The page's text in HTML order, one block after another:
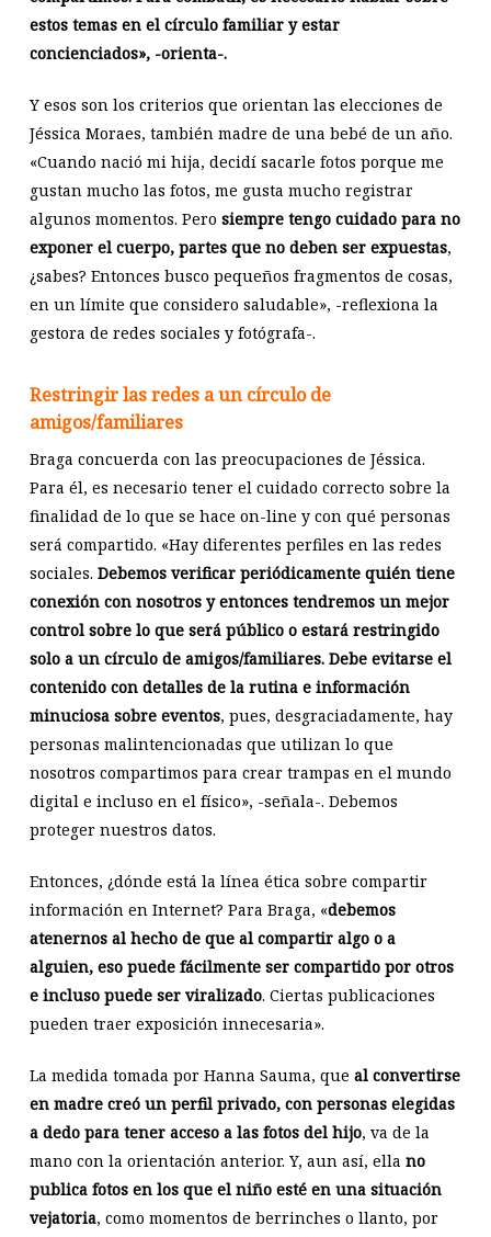
estos temas en el círculo familiar y estar
concienciados», -orienta-.
Y esos son los criterios que orientan las elecciones de
Jéssica Moraes, también madre de una bebé de un año.
«Cuando nació mi hija, decidí sacarle fotos porque me
gustan mucho las fotos, me gusta mucho registrar
algunos momentos. Pero siempre tengo cuidado para no
exponer el cuerpo, partes que no deben ser expuestas,
¿sabes? Entonces busco pequeños fragmentos de cosas,
en un límite que considero saludable», -reflexiona la
gestora de redes sociales y fotógrafa-.
Restringir las redes a un círculo de
amigos/familiares
Braga concuerda con las preocupaciones de Jéssica.
Para él, es necesario tener el cuidado correcto sobre la
finalidad de lo que se hace on-line y con qué personas
será compartido. «Hay diferentes perfiles en las redes
sociales. Debemos verificar periódicamente quién tiene
conexión con nosotros y entonces tendremos un mejor
control sobre lo que será público o estará restringido
solo a un círculo de amigos/familiares. Debe evitarse el
contenido con detalles de la rutina e información
minuciosa sobre eventos, pues, desgraciadamente, hay
personas malintencionadas que utilizan lo que
nosotros compartimos para crear trampas en el mundo
digital e incluso en el físico», -señala-. Debemos
proteger nuestros datos.
Entonces, ¿dónde está la línea ética sobre compartir
información en Internet? Para Braga, «debemos
atenernos al hecho de que al compartir algo o a
alguien, eso puede fácilmente ser compartido por otros
e incluso puede ser viralizado. Ciertas publicaciones
pueden traer exposición innecesaria».
La medida tomada por Hanna Sauma, que al convertirse
en madre creó un perfil privado, con personas elegidas
a dedo para tener acceso a las fotos del hijo, va de la
mano con la orientación anterior. Y, aun así, ella no
publica fotos en los que el niño esté en una situación
vejatoria, como momentos de berrinches o llanto, por